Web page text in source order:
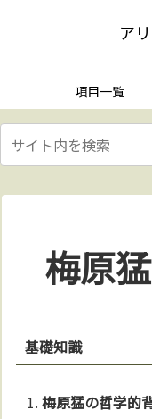
ア
項目一覧
梅原猛
基礎知識
梅原猛の哲学的